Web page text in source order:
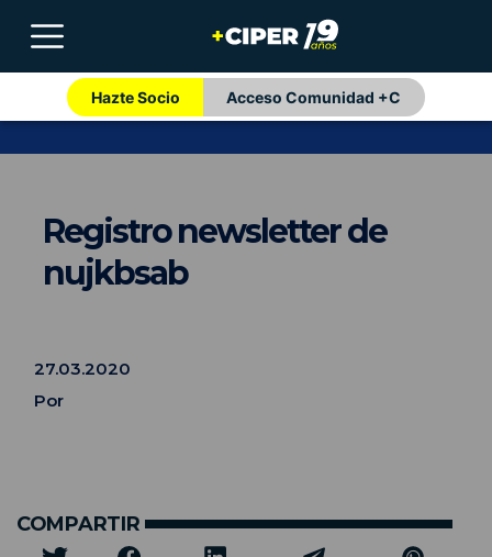
Hazte Socio Acceso Comunidad +C
Registro newsletter de
nujkbsab
27.03.2020
Por
COMPARTIR